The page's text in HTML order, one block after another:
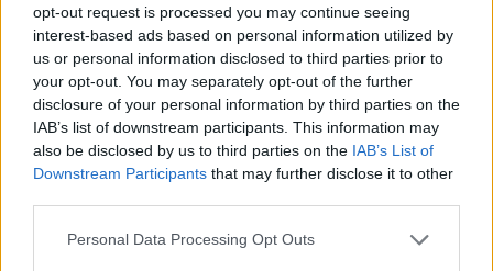
opt-out request is processed you may continue seeing
interest-based ads based on personal information utilized by
us or personal information disclosed to third parties prior to
your opt-out. You may separately opt-out of the further
disclosure of your personal information by third parties on the
IAB’s list of downstream participants. This information may
also be disclosed by us to third parties on the IAB’s List of
Downstream Participants that may further disclose it to other
Personal Data Processing Opt Outs
πρόγραμμα, αν υποθέσουμε ότι (θεωρητικός)
στόχος του ήταν η επάνοδος της Ελλάδας στις
κεφαλαιαγορές για να αναχρηματοδοτήσει από εκεί
το χρέος προς τους δημόσιους πιστωτές, έχει
αποτύχει. Στα επόμενα τρία ή τέσσερα χρόνια το
ελληνικό δημόσιο πρέπει να καταβάλει ως
χρεολύσια στο ΔΝΤ και στην ΕΚΤ ένα ποσό της
τάξης των περίπου 60 δις ευρώ. Τα χρήματα αυτά
δεν μπορούν σε καμία περίπτωση να βρεθούν από